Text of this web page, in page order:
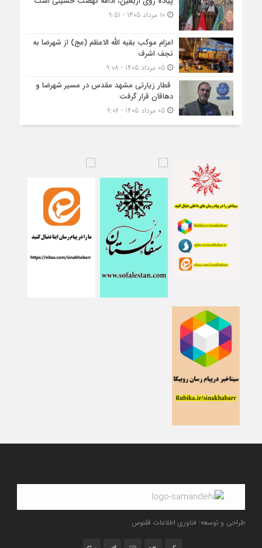
10 مرداد 1405 - 9:51
اعزام موکب بقیه الله الاعظم (عج) از شهرضا به
نجف اشرف
05 مرداد 1405 - 9:08
قطار زیارتی مشهد مقدس در مسیر شهرضا و
دهاقان قرار گرفت
05 مرداد 1405 - 9:06
طراحی و توسعه: فناوری اطلاعات ققنوس